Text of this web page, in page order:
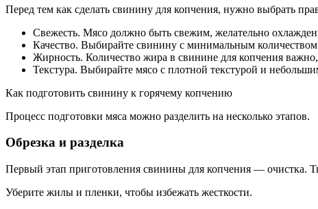
Перед тем как сделать свинину для копчения, нужно выбрать
Свежесть. Мясо должно быть свежим, желательно
Качество. Выбирайте свинину с минимальным
Жирность. Количество жира в свинине для копчения
Текстура. Выбирайте мясо с плотной текстурой и
Как подготовить свинину к горячему копчению
Процесс подготовки мяса можно разделить на несколько этапов.
Обрезка и разделка
Первый этап приготовления свинины для копчения — очистка.
Уберите жилы и пленки, чтобы избежать жесткости.